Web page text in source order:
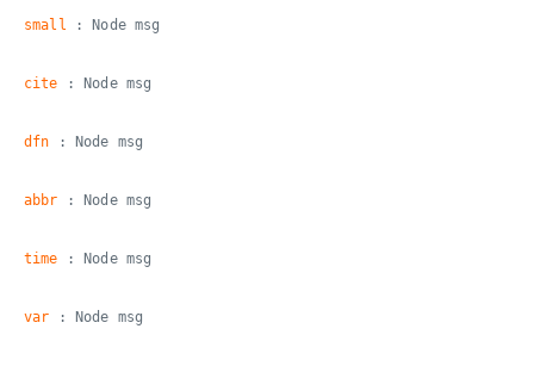
small : Node msg
cite : Node msg
dfn : Node msg
abbr : Node msg
time : Node msg
var : Node msg